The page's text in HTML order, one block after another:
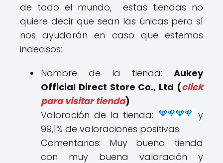
de todo el mundo, estas tiendas no
quiere decir que sean las únicas pero sí
nos ayudarán en caso que estemos
indecisos:
Nombre de la tienda: Aukey
Official Direct Store Co., Ltd (click
para visitar tienda)
Valoración de la tienda:
y
99,1% de valoraciones positivas.
Comentarios: Muy buena tienda
con muy buena valoración y